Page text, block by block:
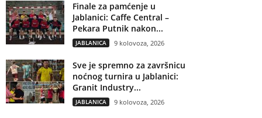
Finale za pamćenje u
Jablanici: Caffe Central –
Pekara Putnik nakon...
JABLANICA 9 kolovoza, 2026
Sve je spremno za završnicu
noćnog turnira u Jablanici:
Granit Industry...
JABLANICA 9 kolovoza, 2026